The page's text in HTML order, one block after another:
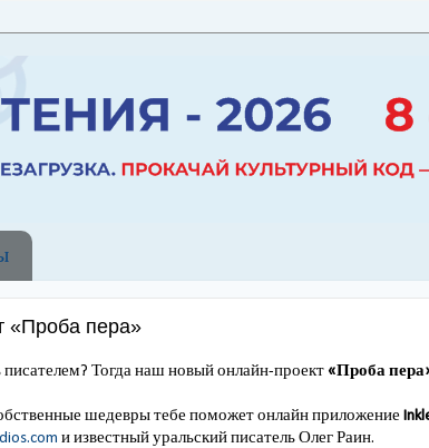
«Проба пера»
Тогда наш новый онлайн-проект «Проба
шедевры тебе поможет онлайн приложение
и известный уральский писатель Олег Раин.